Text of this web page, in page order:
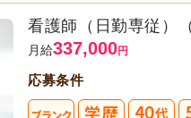
看護師（日勤専従）
月給337,000円
応募条件